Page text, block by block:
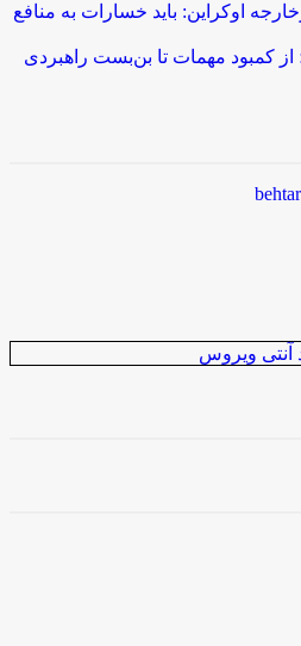
اوکراین: باید خسارات به منافع
از کمبود مهمات تا بن‌بست راهبردی
آنتی ویروس